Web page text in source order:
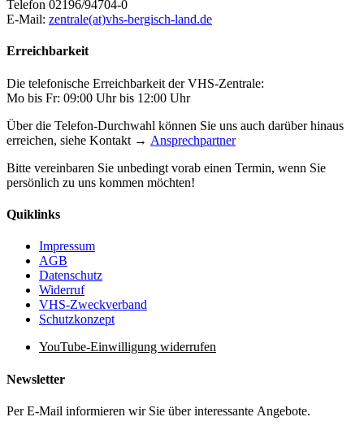
Telefon 02196/94704-0
E-Mail: zentrale(at)vhs-bergisch-land.de
Erreichbarkeit
Die telefonische Erreichbarkeit der VHS-Zentrale:
Mo bis Fr: 09:00 Uhr bis 12:00 Uhr
Über die Telefon-Durchwahl können Sie uns auch darüber hinaus
erreichen, siehe Kontakt → Ansprechpartner
Bitte vereinbaren Sie unbedingt vorab einen Termin, wenn Sie
persönlich zu uns kommen möchten!
Quiklinks
Impressum
AGB
Datenschutz
Widerruf
VHS-Zweckverband
Schutzkonzept
YouTube-Einwilligung widerrufen
Newsletter
Per E-Mail informieren wir Sie über interessante Angebote.